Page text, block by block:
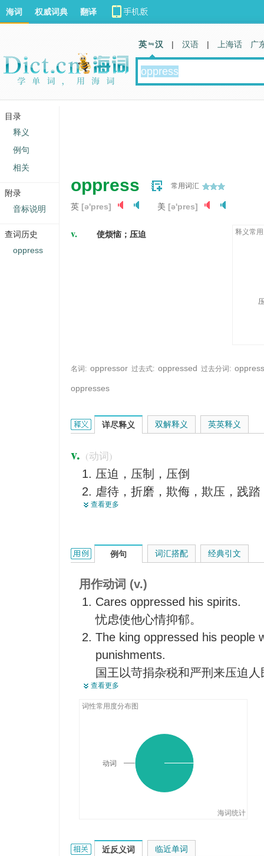
oppress 常用词汇
英 [ə'pres] 美 [ə'pres]
v. 使烦恼；压迫 释义常
名词: oppressor 过去式: oppressed 过去分词:
oppresses
oppress的英文翻译是什么意思，词典释义与在线翻
详尽释义
v. (动词)
压迫，压制，压倒
虐待，折磨，欺侮，欺压，践踏
<废>镇压，征服
使意气消沉，使气馁，使无精神
使（心情）折磨，使烦恼
使...感到应接不暇
<废>压碎，挤压
查看更多
双解释义 英英释义
oppress的用法和样例：
例句
用作动词 (v.)
Cares oppressed his spirits.
忧虑使他心情抑郁。
The king oppressed his people
punishments.
国王以苛捐杂税和严刑来压迫人
Free governments do not
other free nations.
查看更多
词性常用度分布图
海词统计
动词
词汇搭配 经典引文
oppress的相关资料：
近反义词 临近单词
海词 权威词典 翻译
英 汉 | 汉语 | 上海话 广
目录
释义
例句
相关
附录
音标说明
查词历史
oppress